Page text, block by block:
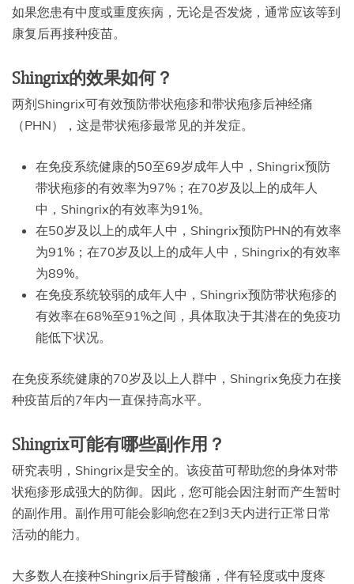
如果您患有中度或重度疾病，无论是否发烧，通常应该等到
康复后再接种疫苗。
Shingrix的效果如何？
两剂Shingrix可有效预防带状疱疹和带状疱疹后神经痛
（PHN），这是带状疱疹最常见的并发症。
在免疫系统健康的50至69岁成年人中，Shingrix预防
带状疱疹的有效率为97%；在70岁及以上的成年人
中，Shingrix的有效率为91%。
在50岁及以上的成年人中，Shingrix预防PHN的有效率
为91%；在70岁及以上的成年人中，Shingrix的有效率
为89%。
在免疫系统较弱的成年人中，Shingrix预防带状疱疹的
有效率在68%至91%之间，具体取决于其潜在的免疫功
能低下状况。
在免疫系统健康的70岁及以上人群中，Shingrix免疫力在接
种疫苗后的7年内一直保持高水平。
Shingrix可能有哪些副作用？
研究表明，Shingrix是安全的。该疫苗可帮助您的身体对带
状疱疹形成强大的防御。因此，您可能会因注射而产生暂时
的副作用。副作用可能会影响您在2到3天内进行正常日常
活动的能力。
大多数人在接种Shingrix后手臂酸痛，伴有轻度或中度疼